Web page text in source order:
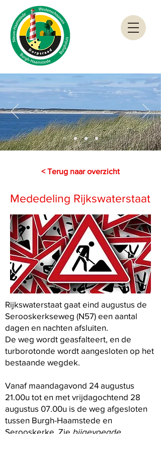
< Terug naar overzicht
Mededeling Rijkswaterstaat
Rijkswaterstaat gaat eind augustus de
Serooskerkseweg (N57) een aantal
dagen en nachten afsluiten.
De weg wordt geasfalteert, en de
turborotonde wordt aangesloten op het
bestaande wegdek.
Vanaf maandagavond 24 augustus
21.00u tot en met vrijdagochtend 28
augustus 07.00u is de weg afgesloten
tussen Burgh-Haamstede en
Serooskerke. Zie bijgevoegde